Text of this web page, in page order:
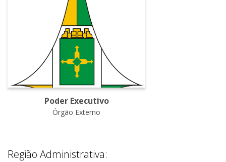
Poder Executivo
Órgão Externo
Região Administrativa: